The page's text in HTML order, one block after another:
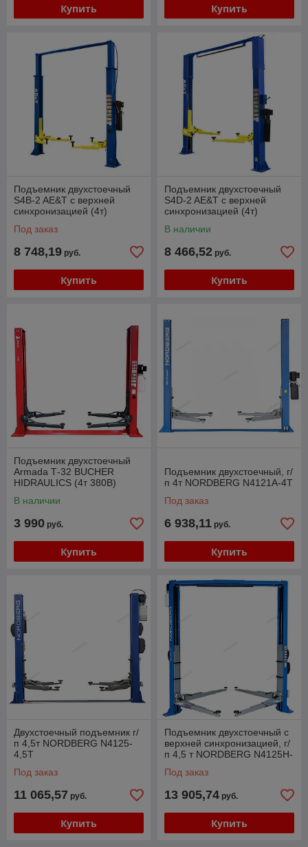
Купить Купить
Подъемник двухстоечный
S4B-2 AE&T с верхней
синхронизацией (4т)
Под заказ
8 748,19 руб.
Купить
Подъемник двухстоечный
S4D-2 AE&T с верхней
синхронизацией (4т)
В наличии
8 466,52 руб.
Купить
Подъемник двухстоечный
Armada Т-32 BUCHER
HIDRAULICS (4т 380В)
В наличии
3 990 руб.
Купить
Подъемник двухстоечный, г/
п 4т NORDBERG N4121A-4T
Под заказ
6 938,11 руб.
Купить
Двухстоечный подъемник г/
п 4,5т NORDBERG N4125-
4,5T
Под заказ
11 065,57 руб.
Купить
Подъемник двухстоечный с
верхней синхронизацией, г/
п 4,5 т NORDBERG N4125H-
Под заказ
13 905,74 руб.
Купить